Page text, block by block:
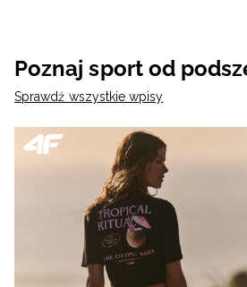
Poznaj sport od
Sprawdź wszystkie wpisy